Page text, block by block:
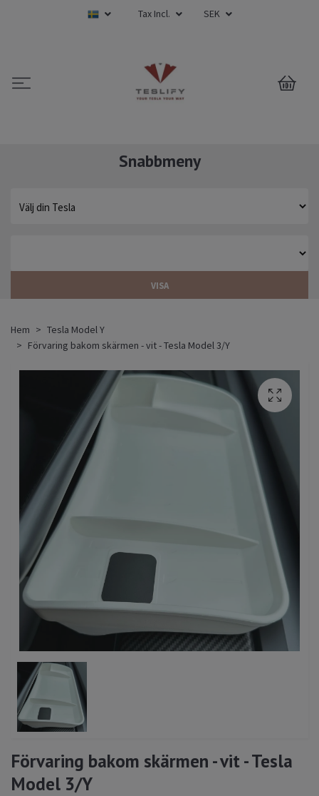
Tax Incl. SEK
0
Snabbmeny
VISA
Hem
Tesla Model Y
Förvaring bakom skärmen - vit - Tesla Model 3/Y
Förvaring bakom skärmen - vit - Tesla
Model 3/Y